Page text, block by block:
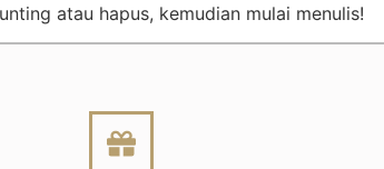
atau hapus, kemudian mulai menulis!